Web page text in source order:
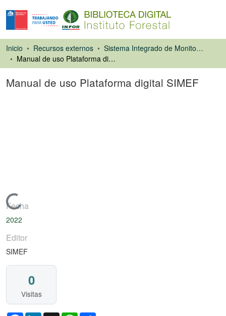
Inicio Recursos externos
Sistema Integrado de Monitoreo de Ecosistemas Forestales Nativos de Chile (SIMEF)
Manual de uso Plataforma digital SIMEF
Manual de uso Plataforma digital SIMEF
Cargando...
Fecha
2022
Editor
SIMEF
0
Visitas